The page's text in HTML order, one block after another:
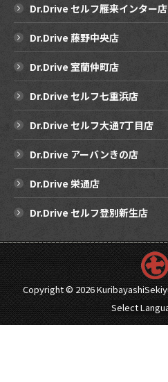
Dr.Drive セルフ雁来インター店
Dr.Drive 藤野中央店
Dr.Drive 室蘭仲町店
Dr.Drive セルフ七重浜店
Dr.Drive セルフ大通7丁目店
Dr.Drive アーバンきの店
Dr.Drive 栄通店
Dr.Drive セルフ登別新生店
Copyright ©2026
Select